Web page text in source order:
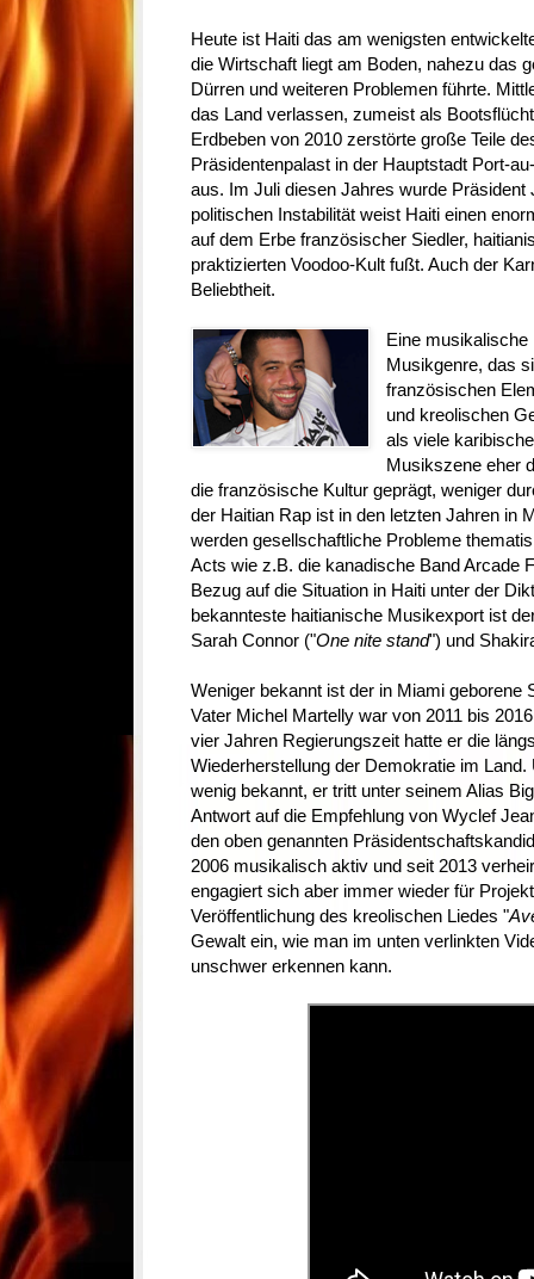
Heute ist Haiti das am wenigsten
die Wirtschaft liegt am Boden, nahezu das
Dürren und weiteren Problemen führte.
das Land verlassen, zumeist als
Erdbeben von 2010 zerstörte große Teile
Präsidentenpalast in der Hauptstadt Port-
aus. Im Juli diesen Jahres wurde
politischen Instabilität weist Haiti einen
auf dem Erbe französischer Siedler,
praktizierten Voodoo-Kult fußt. Auch der
Beliebtheit.
Eine musikalische
Musikgenre, das
französischen
und kreolischen
als viele
Musikszene eher
die französische Kultur geprägt, weniger
der Haitian Rap ist in den letzten Jahren in
werden gesellschaftliche Probleme
Acts wie z.B. die kanadische Band Arcade
Bezug auf die Situation in Haiti unter der
bekannteste haitianische Musikexport ist
Sarah Connor ("One nite stand") und
Weniger bekannt ist der in Miami geborene
Vater Michel Martelly war von 2011 bis
vier Jahren Regierungszeit hatte er die
Wiederherstellung der Demokratie im
wenig bekannt, er tritt unter seinem Alias
Antwort auf die Empfehlung von Wyclef
den oben genannten
2006 musikalisch aktiv und seit 2013
engagiert sich aber immer wieder für
Veröffentlichung des kreolischen Liedes "
Gewalt ein, wie man im unten verlinkten
unschwer erkennen kann.